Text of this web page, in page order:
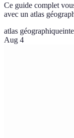
Ce guide complet
avec un atlas
atlas géographique
Aug 4